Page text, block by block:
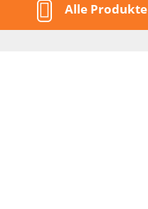
Alle Produkte